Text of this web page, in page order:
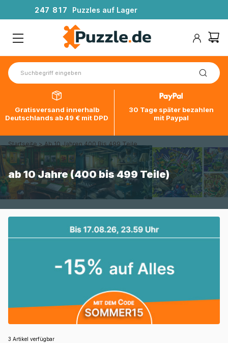
247 81 7 Puzzles auf Lager
Gratisversand innerhalb
Deutschlands ab 49 € mit DPD
30 Tage später bezahlen
mit Paypal
Startseite >Ab 10 Jahren 400 Bis 499 Teile
ab 10 Jahre (400 bis 499 Teile)
3 Artikel verfügbar